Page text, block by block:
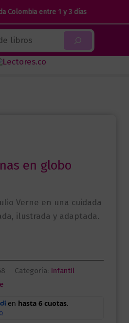
Colombia entre 1 y 3 días
en globo
Verne en una cuidada
ilustrada y adaptada.
Categoría: Infantil